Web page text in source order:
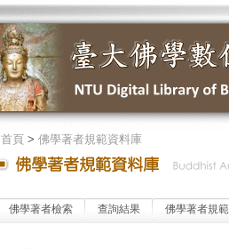
首頁> 佛學著者規範資料庫
佛學著者檢索 查詢結果 佛學著者規